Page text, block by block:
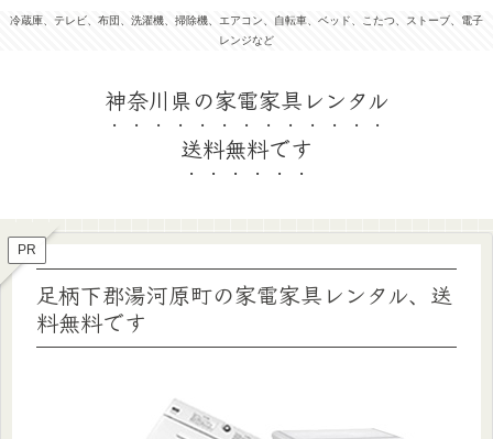
冷蔵庫、テレビ、布団、洗濯機、掃除機、エアコン、自転車、ベッド、こたつ、ストーブ、電子
レンジなど
PR
足柄下郡湯河原町の家電家具レンタル、送
料無料です